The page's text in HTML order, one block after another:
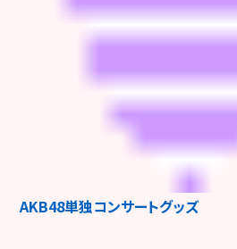
AKB48単独コンサートグッズ